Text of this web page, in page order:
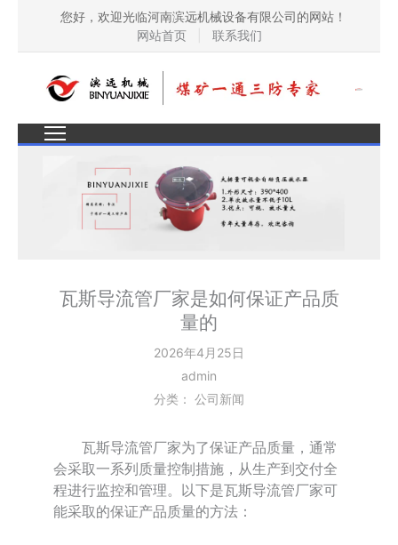
您好，欢迎光临河南滨远机械设备有限公司的网站！
网站首页
联系我们
瓦斯导流管厂家是如何保证产品质
量的
2026年4月25日
admin
分类： 公司新闻
瓦斯导流管厂家为了保证产品质量，通常
会采取一系列质量控制措施，从生产到交付全
程进行监控和管理。以下是瓦斯导流管厂家可
能采取的保证产品质量的方法：